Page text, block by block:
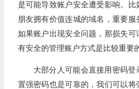
是可能导致账户安全遭受影响。比
朋友拥有价值连城的域名，重要服
如果账户出现安全问题，那损失可
有安全的管理账户方式是比较重要
大部分人可能会直接用密码登
置强密码也是可靠的，我们可以将